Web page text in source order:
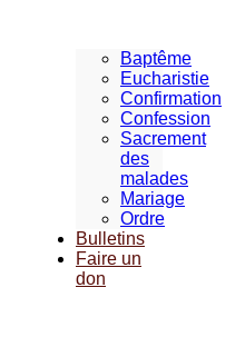
Baptême
Eucharistie
Confirmation
Confession
Sacrement
des
malades
Mariage
Ordre
Bulletins
Faire un
don